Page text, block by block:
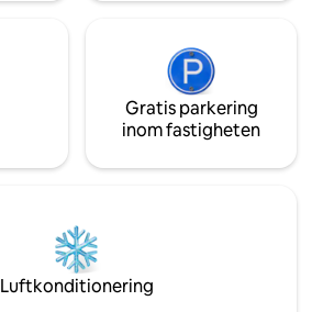
Gratis parkering
inom fastigheten
Luftkonditionering